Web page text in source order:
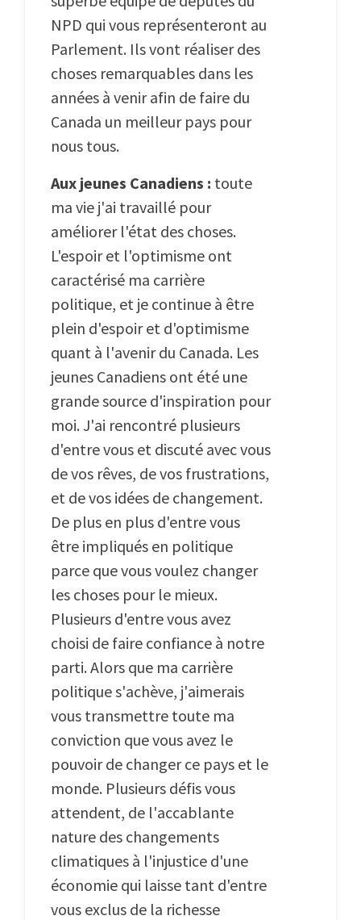
NPD qui vous représenteront au
Parlement. Ils vont réaliser des
choses remarquables dans les
années à venir afin de faire du
Canada un meilleur pays pour
nous tous.
Aux jeunes Canadiens : toute
ma vie j'ai travaillé pour
améliorer l'état des choses.
L'espoir et l'optimisme ont
caractérisé ma carrière
politique, et je continue à être
plein d'espoir et d'optimisme
quant à l'avenir du Canada. Les
jeunes Canadiens ont été une
grande source d'inspiration pour
moi. J'ai rencontré plusieurs
d'entre vous et discuté avec vous
de vos rêves, de vos frustrations,
et de vos idées de changement.
De plus en plus d'entre vous
être impliqués en politique
parce que vous voulez changer
les choses pour le mieux.
Plusieurs d'entre vous avez
choisi de faire confiance à notre
parti. Alors que ma carrière
politique s'achève, j'aimerais
vous transmettre toute ma
conviction que vous avez le
pouvoir de changer ce pays et le
monde. Plusieurs défis vous
attendent, de l'accablante
nature des changements
climatiques à l'injustice d'une
économie qui laisse tant d'entre
vous exclus de la richesse